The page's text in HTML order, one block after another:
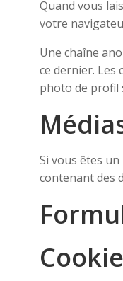
Quand vous
votre
Une chaîne
ce dernier. Les
photo de profil
Si vous êtes
contenant des